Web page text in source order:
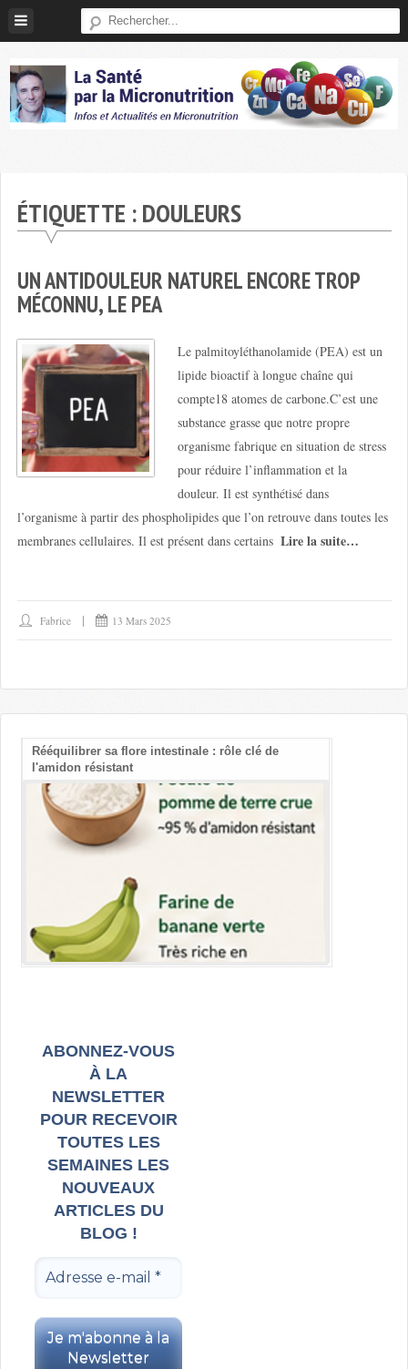
Skip
ÉTIQUETTE :DOULEURS
UN ANTIDOULEUR NATUREL ENCORE TROP
MÉCONNU, LE PEA
Le palmitoyléthanolamide (PEA) est un
lipide bioactif à longue chaîne qui
compte18 atomes de carbone.C’est une
substance grasse que notre propre
organisme fabrique en situation de stress
pour réduire l’inflammation et la
douleur. Il est synthétisé dans
l’organisme à partir des phospholipides que l’on retrouve dans toutes les
membranes cellulaires. Il est présent dans certains Lire la suite…
Fabrice 13 Mars 2025
Rééquilibrer sa flore intestinale : rôle clé de
l'amidon résistant
ABONNEZ-VOUS
À LA
NEWSLETTER
POUR RECEVOIR
TOUTES LES
SEMAINES LES
NOUVEAUX
ARTICLES DU
BLOG !